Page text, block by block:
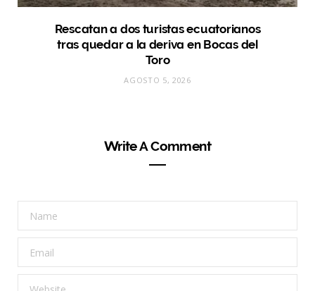
Rescatan a dos turistas ecuatorianos
tras quedar a la deriva en Bocas del
Toro
AGOSTO 5, 2026
Write A Comment